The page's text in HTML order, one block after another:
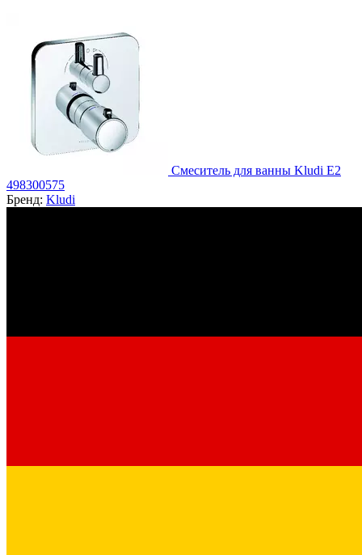
Смеситель для ванны Kludi E2
498300575
Бренд: Kludi